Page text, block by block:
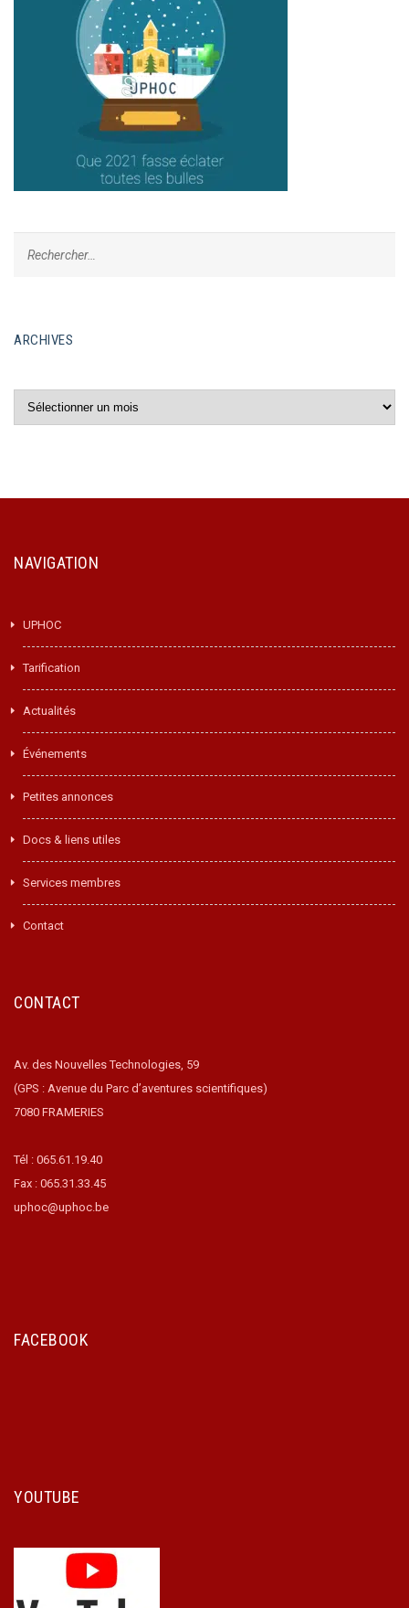
ARCHIVES
NAVIGATION
UPHOC
Tarification
Actualités
Événements
Petites annonces
Docs & liens utiles
Services membres
Contact
CONTACT
Av. des Nouvelles Technologies, 59
(GPS : Avenue du Parc d’aventures scientifiques)
7080 FRAMERIES
Tél : 065.61.19.40
Fax : 065.31.33.45
uphoc@uphoc.be
FACEBOOK
YOUTUBE